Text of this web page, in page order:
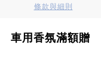
條款與細則
車用香氛滿額贈